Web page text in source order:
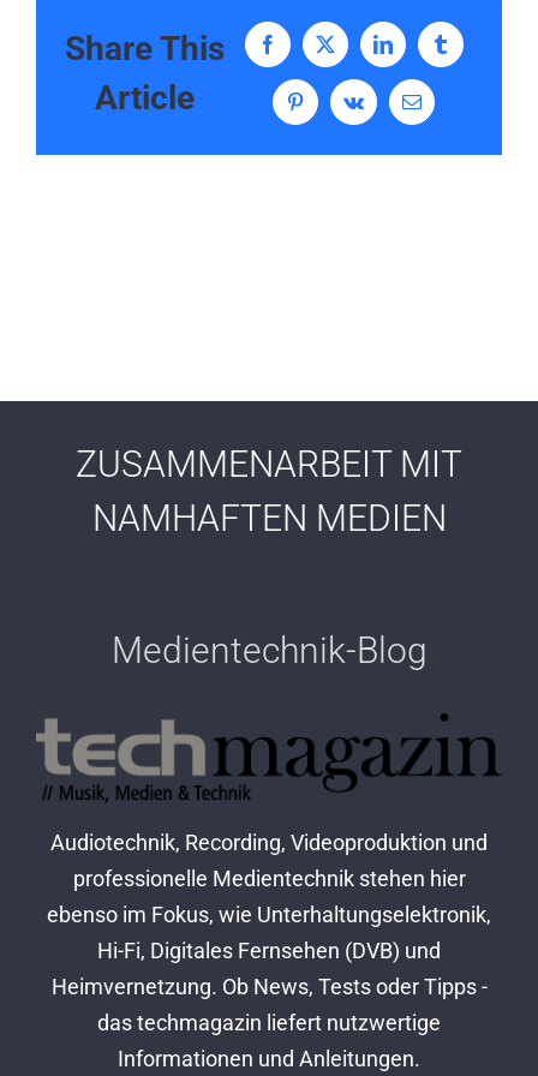
Share This
Article
Facebook
X LinkedIn Tumblr
PinterestVk
E-
Mail
ZUSAMMENARBEIT MIT
NAMHAFTEN MEDIEN
Medientechnik-Blog
Audiotechnik, Recording, Videoproduktion und
professionelle Medientechnik stehen hier
ebenso im Fokus, wie Unterhaltungselektronik,
Hi-Fi, Digitales Fernsehen (DVB) und
Heimvernetzung. Ob News, Tests oder Tipps -
das techmagazin liefert nutzwertige
Informationen und Anleitungen.